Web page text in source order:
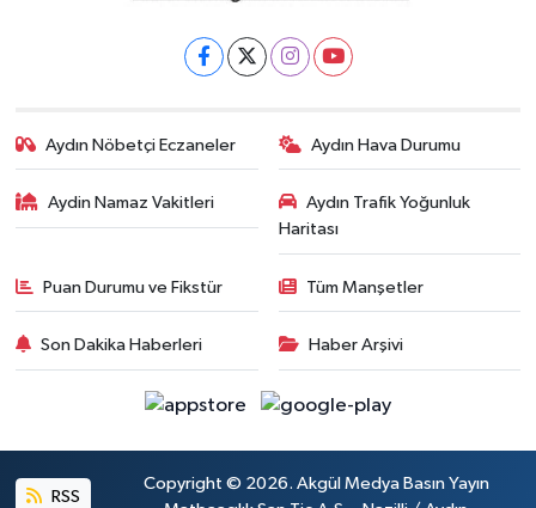
Aydın Nöbetçi Eczaneler Aydın Hava Durumu
Aydin Namaz Vakitleri
Aydın Trafik Yoğunluk
Haritası
Puan Durumu ve Fikstür Tüm Manşetler
Son Dakika Haberleri Haber Arşivi
RSS
Copyright © 2026. Akgül Medya Basın Yayın